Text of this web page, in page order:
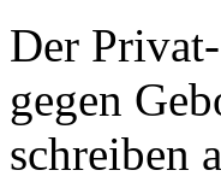
Der
gegen
schreiben